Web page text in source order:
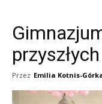
Przez Emilia Kotnis-